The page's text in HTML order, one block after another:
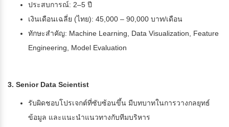
ประสบการณ์: 2–5 ปี
เงินเดือนเฉลี่ย (ไทย): 45,000 – 90,000 บาท/เดือน
ทักษะสำคัญ: Machine Learning, Data Visualization, Feature
Engineering, Model Evaluation
3. Senior Data Scientist
รับผิดชอบโปรเจกต์ที่ซับซ้อนขึ้น มีบทบาทในการวางกลยุทธ์
ข้อมูล และแนะนำแนวทางกับทีมบริหาร